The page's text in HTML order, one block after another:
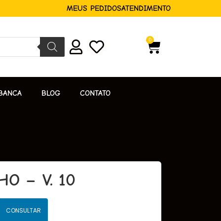
MEUS PEDIDOSATENDIMENTO
0
BLOG CONTATO
– V. 10
CONSULTAR